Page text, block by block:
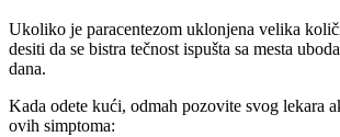
Ukoliko je paracentezom uklonjena velika
desiti da se bistra tečnost ispušta sa mesta
dana.
Kada odete kući, odmah pozovite svog lekara
ovih simptoma: